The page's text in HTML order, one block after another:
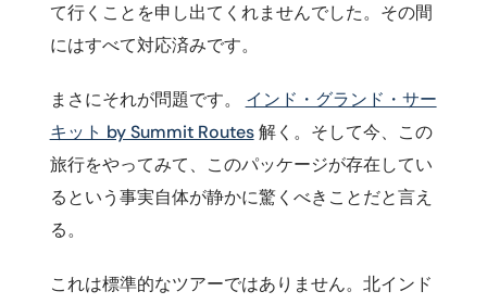
て行くことを申し出てくれませんでした。その間
にはすべて対応済みです。
まさにそれが問題です。 インド・グランド・サー
キット by Summit Routes解く。そして今、この
旅行をやってみて、このパッケージが存在してい
るという事実自体が静かに驚くべきことだと言え
る。
これは標準的なツアーではありません。北インド